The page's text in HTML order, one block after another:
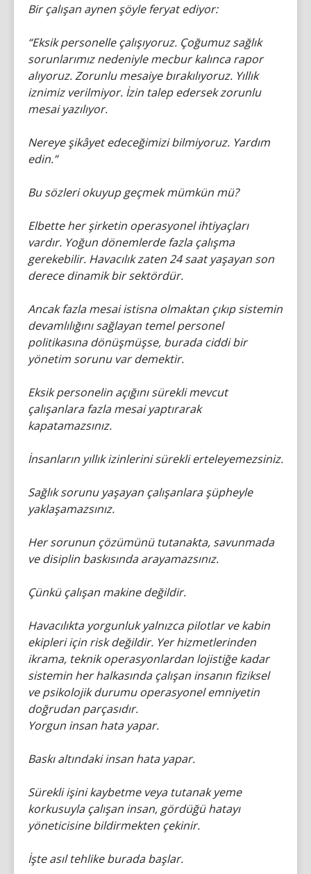
Bir çalışan aynen şöyle feryat ediyor:
“Eksik personelle çalışıyoruz. Çoğumuz sağlık
sorunlarımız nedeniyle mecbur kalınca rapor
alıyoruz. Zorunlu mesaiye bırakılıyoruz. Yıllık
iznimiz verilmiyor. İzin talep edersek zorunlu
mesai yazılıyor.
Nereye şikâyet edeceğimizi bilmiyoruz. Yardım
edin.”
Bu sözleri okuyup geçmek mümkün mü?
Elbette her şirketin operasyonel ihtiyaçları
vardır. Yoğun dönemlerde fazla çalışma
gerekebilir. Havacılık zaten 24 saat yaşayan son
derece dinamik bir sektördür.
Ancak fazla mesai istisna olmaktan çıkıp sistemin
devamlılığını sağlayan temel personel
politikasına dönüşmüşse, burada ciddi bir
yönetim sorunu var demektir.
Eksik personelin açığını sürekli mevcut
çalışanlara fazla mesai yaptırarak
kapatamazsınız.
İnsanların yıllık izinlerini sürekli erteleyemezsiniz.
Sağlık sorunu yaşayan çalışanlara şüpheyle
yaklaşamazsınız.
Her sorunun çözümünü tutanakta, savunmada
ve disiplin baskısında arayamazsınız.
Çünkü çalışan makine değildir.
Havacılıkta yorgunluk yalnızca pilotlar ve kabin
ekipleri için risk değildir. Yer hizmetlerinden
ikrama, teknik operasyonlardan lojistiğe kadar
sistemin her halkasında çalışan insanın fiziksel
ve psikolojik durumu operasyonel emniyetin
doğrudan parçasıdır.
Yorgun insan hata yapar.
Baskı altındaki insan hata yapar.
Sürekli işini kaybetme veya tutanak yeme
korkusuyla çalışan insan, gördüğü hatayı
yöneticisine bildirmekten çekinir.
İşte asıl tehlike burada başlar.